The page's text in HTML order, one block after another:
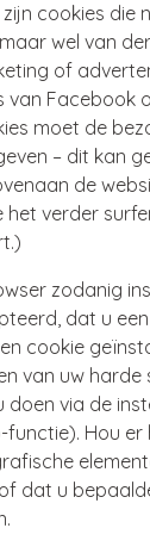
zijn cookies die
wel van
of
van Facebook
moet de
– dit kan
de
het verder
zodanig
dat u
cookie
van uw harde
via de
Hou er
dat u